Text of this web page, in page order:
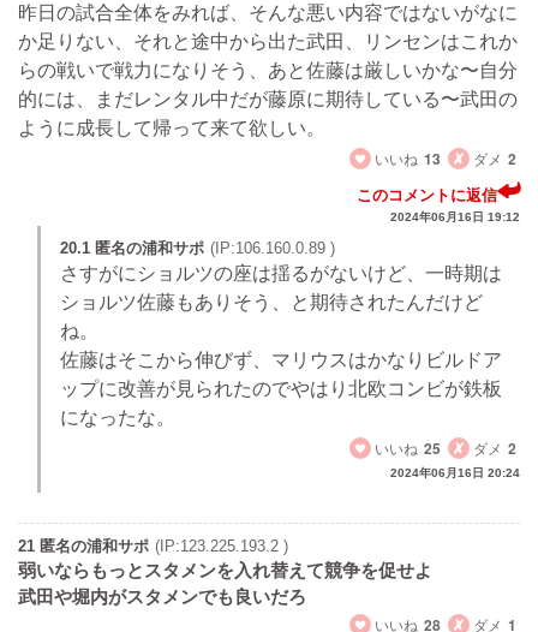
昨日の試合全体をみれば、そんな悪い内容ではないがなに
か足りない、それと途中から出た武田、リンセンはこれか
らの戦いで戦力になりそう、あと佐藤は厳しいかな〜自分
的には、まだレンタル中だが藤原に期待している〜武田の
ように成長して帰って来て欲しい。
いいね 13 ダメ 2
このコメントに返信
2024年06月16日 19:12
20.1 匿名の浦和サポ (IP:106.160.0.89 )
さすがにショルツの座は揺るがないけど、一時期は
ショルツ佐藤もありそう、と期待されたんだけど
ね。
佐藤はそこから伸びず、マリウスはかなりビルドア
ップに改善が見られたのでやはり北欧コンビが鉄板
になったな。
いいね 25 ダメ 2
2024年06月16日 20:24
21 匿名の浦和サポ (IP:123.225.193.2 )
弱いならもっとスタメンを入れ替えて競争を促せよ
武田や堀内がスタメンでも良いだろ
いいね 28 ダメ 1